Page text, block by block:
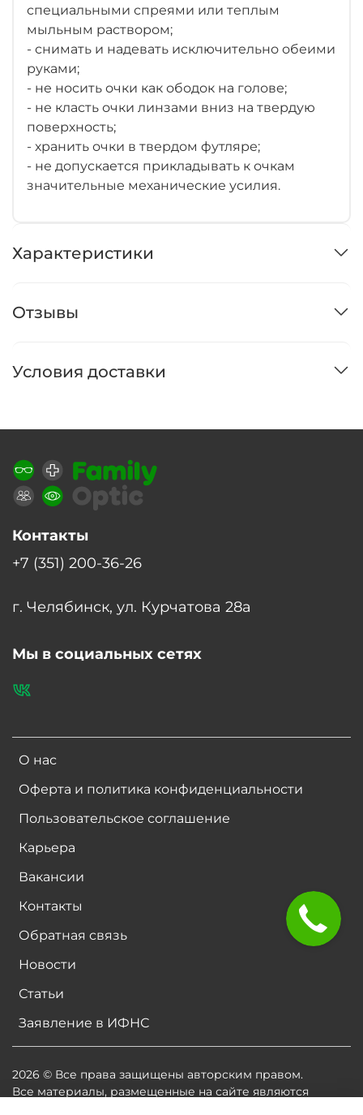
специальными спреями или теплым
мыльным раствором;
- снимать и надевать исключительно обеими
руками;
- не носить очки как ободок на голове;
- не класть очки линзами вниз на твердую
поверхность;
- хранить очки в твердом футляре;
- не допускается прикладывать к очкам
значительные механические усилия.
Характеристики
Отзывы
Условия доставки
О нас
Оферта и политика конфиденциальности
Пользовательское соглашение
Карьера
Вакансии
Контакты
Обратная связь
Новости
Статьи
Заявление в ИФНС
Контакты
+7 (351) 200-36-26
г. Челябинск, ул. Курчатова 28а
Мы в социальных сетях
2026 © Все права защищены авторским правом.
Все материалы, размещенные на сайте являются